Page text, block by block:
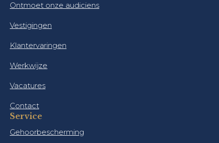
Ontmoet onze audiciens
Vestigingen
Klantervaringen
Werkwijze
Vacatures
Contact
Service
Gehoorbescherming